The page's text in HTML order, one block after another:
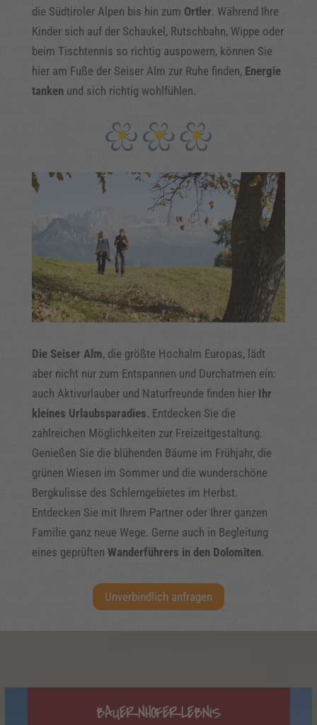
die Südtiroler Alpen bis hin zum Ortler. Während Ihre
Kinder sich auf der Schaukel, Rutschbahn, Wippe oder
beim Tischtennis so richtig auspowern, können Sie
hier am Fuße der Seiser Alm zur Ruhe finden, Energie
tankenund sich richtig wohlfühlen.
Die Seiser Alm, die größte Hochalm Europas, lädt
aber nicht nur zum Entspannen und Durchatmen ein:
auch Aktivurlauber und Naturfreunde finden hier Ihr
kleines Urlaubsparadies. Entdecken Sie die
zahlreichen Möglichkeiten zur Freizeitgestaltung.
Genießen Sie die blühenden Bäume im Frühjahr, die
grünen Wiesen im Sommer und die wunderschöne
Bergkulisse des Schlerngebietes im Herbst.
Entdecken Sie mit Ihrem Partner oder Ihrer ganzen
Familie ganz neue Wege. Gerne auch in Begleitung
eines geprüften Wanderführers in den Dolomiten.
Unverbindlich anfragen
BAUERNHOFERLEBNIS